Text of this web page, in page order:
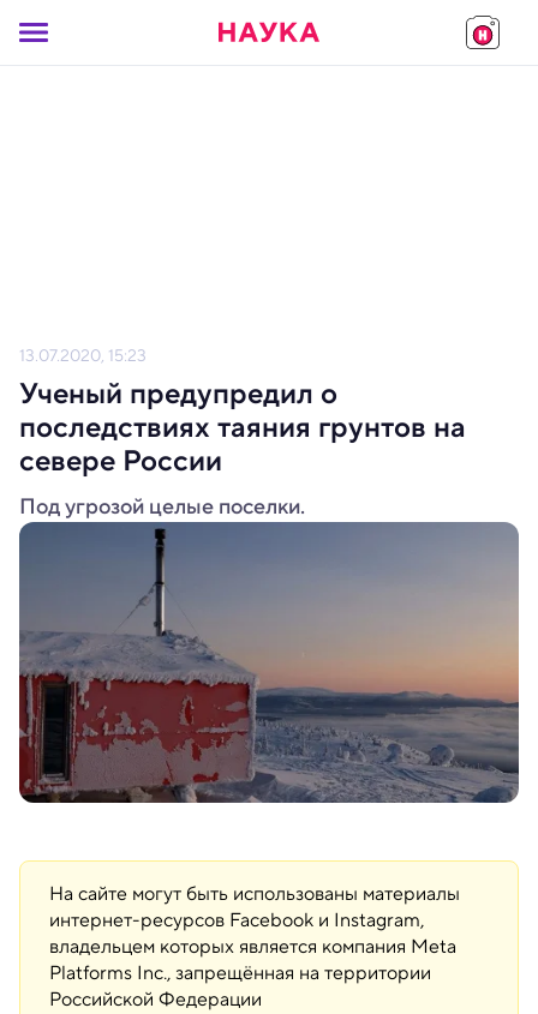
13.07.2020, 15:23
Ученый предупредил о
последствиях таяния грунтов на
севере России
Под угрозой целые поселки.
На сайте могут быть использованы материалы
интернет-ресурсов Facebook и Instagram,
владельцем которых является компания Meta
Platforms Inc., запрещённая на территории
Российской Федерации